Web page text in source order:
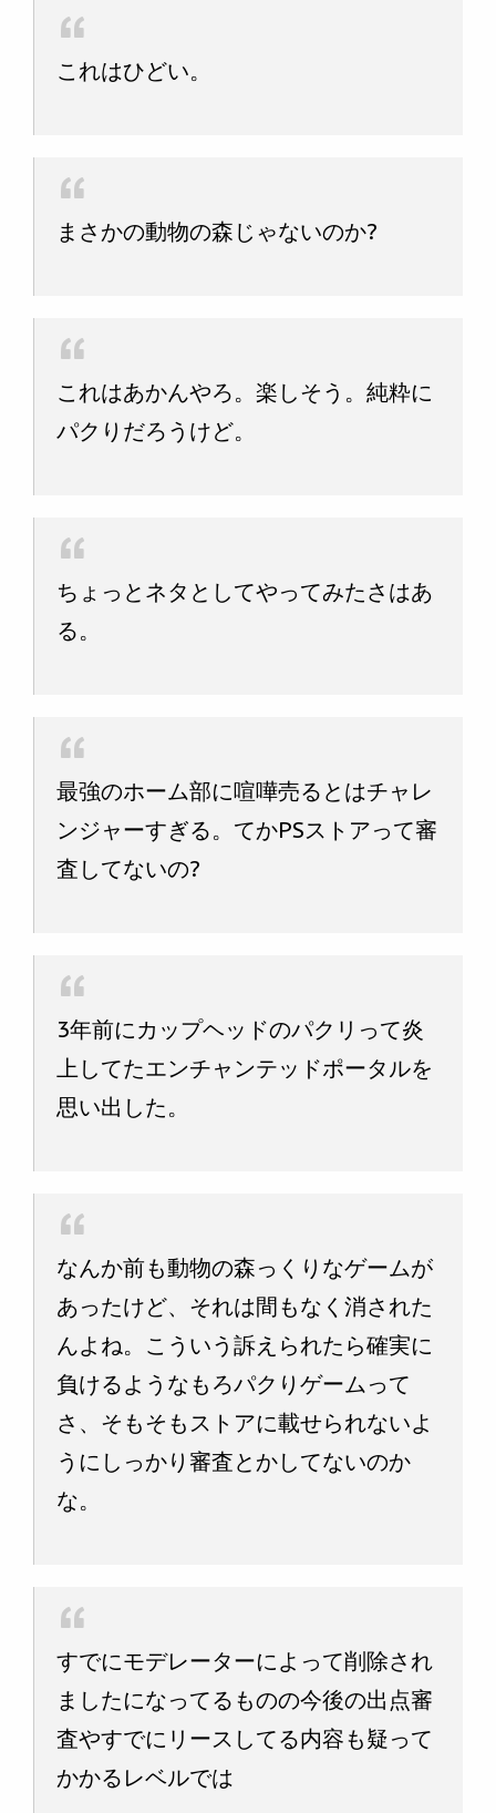
これはひどい。
まさかの動物の森じゃないのか?
これはあかんやろ。楽しそう。純粋に
パクりだろうけど。
ちょっとネタとしてやってみたさはあ
る。
最強のホーム部に喧嘩売るとはチャレ
ンジャーすぎる。てかPSストアって審
査してないの?
3年前にカップヘッドのパクリって炎
上してたエンチャンテッドポータルを
思い出した。
なんか前も動物の森っくりなゲームが
あったけど、それは間もなく消された
んよね。こういう訴えられたら確実に
負けるようなもろパクりゲームって
さ、そもそもストアに載せられないよ
うにしっかり審査とかしてないのか
な。
すでにモデレーターによって削除され
ましたになってるものの今後の出点審
査やすでにリースしてる内容も疑って
かかるレベルでは